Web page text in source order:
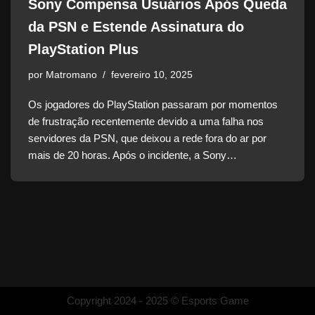
Sony Compensa Usuários Após Queda
da PSN e Estende Assinatura do
PlayStation Plus
por Matromano fevereiro 10, 2025
Os jogadores do PlayStation passaram por momentos
de frustração recentemente devido a uma falha nos
servidores da PSN, que deixou a rede fora do ar por
mais de 20 horas. Após o incidente, a Sony…
Copyright 2024 - 2025 © Esports Game